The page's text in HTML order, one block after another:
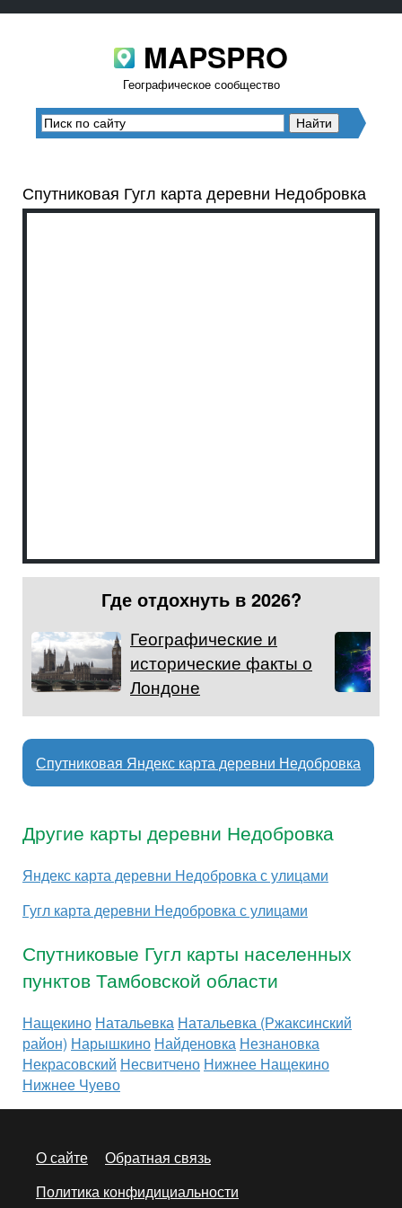
MAPSPRO
Географическое сообщество
Спутниковая Гугл карта деревни Недобровка
Где отдохнуть в 2026?
Географические и
исторические факты о
Лондоне
Спутниковая Яндекс карта деревни Недобровка
Другие карты деревни Недобровка
Яндекс карта деревни Недобровка с улицами
Гугл карта деревни Недобровка с улицами
Спутниковые Гугл карты населенных
пунктов Тамбовской области
Нащекино Натальевка Натальевка (Ржаксинский
район) Нарышкино Найденовка Незнановка
Некрасовский Несвитчено Нижнее Нащекино
Нижнее Чуево
О сайте
Обратная связь
Политика конфидициальности